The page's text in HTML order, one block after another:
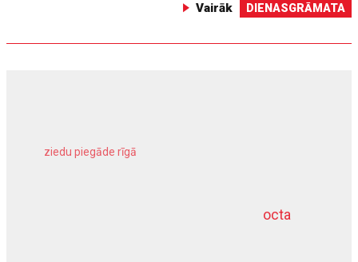
Vairāk DIENASGRĀMATA
octa
ziedu piegāde rīgā
dziļurbums